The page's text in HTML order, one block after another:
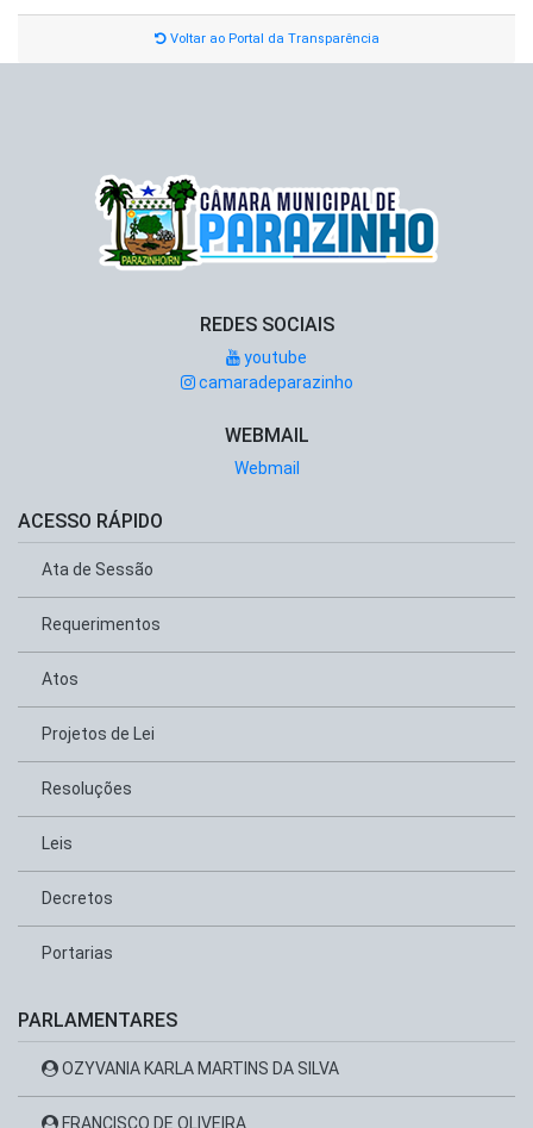
Voltar ao Portal da Transparência
REDES SOCIAIS
youtube
camaradeparazinho
WEBMAIL
Webmail
ACESSO RÁPIDO
Ata de Sessão
Requerimentos
Atos
Projetos de Lei
Resoluções
Leis
Decretos
Portarias
PARLAMENTARES
OZYVANIA KARLA MARTINS DA SILVA
FRANCISCO DE OLIVEIRA